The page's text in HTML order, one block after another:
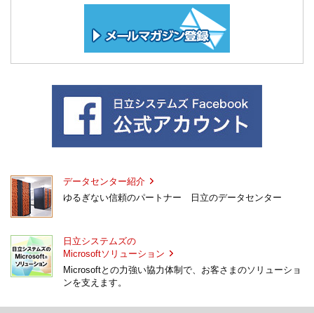
データセンター紹介
ゆるぎない信頼のパートナー 日立のデータセンター
日立システムズの
Microsoftソリューション
Microsoftとの力強い協力体制で、お客さまのソリューショ
ンを支えます。